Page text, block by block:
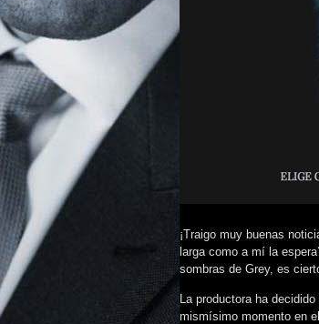
¡Traigo muy buenas
larga como a mí la
sombras de Grey, es
La productora ha
mismísimo momento en